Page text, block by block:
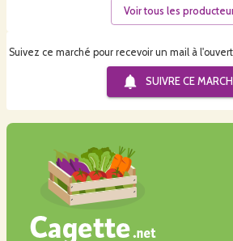
Suivez ce marché pour recevoir un mail à
SUIVRE CE
Voir tous les